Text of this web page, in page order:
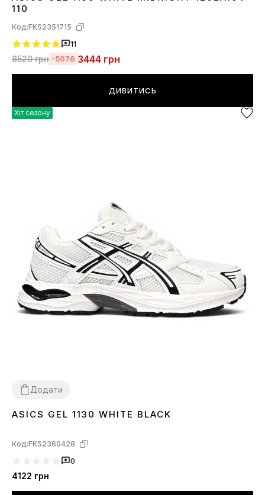
110
Код:FKS2351715
11
8520грн -5076 3444 грн
ДИВИТИСЬ
Хіт сезону
Додати
37 38394041 44
ASICS GEL 1130 WHITE BLACK
Код:FKS2360428
0
4122 грн